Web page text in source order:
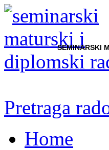
SEMINARSKI
Pretraga
Home